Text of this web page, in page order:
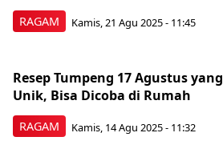
RAGAM Kamis, 21 Agu 2025 - 11:45
RAGAM
Resep Tumpeng 17 Agustus yang
Unik, Bisa Dicoba di Rumah
Kamis, 14 Agu 2025 - 11:32